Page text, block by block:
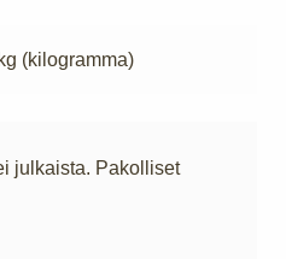
(kilogramma)
julkaista. Pakolliset